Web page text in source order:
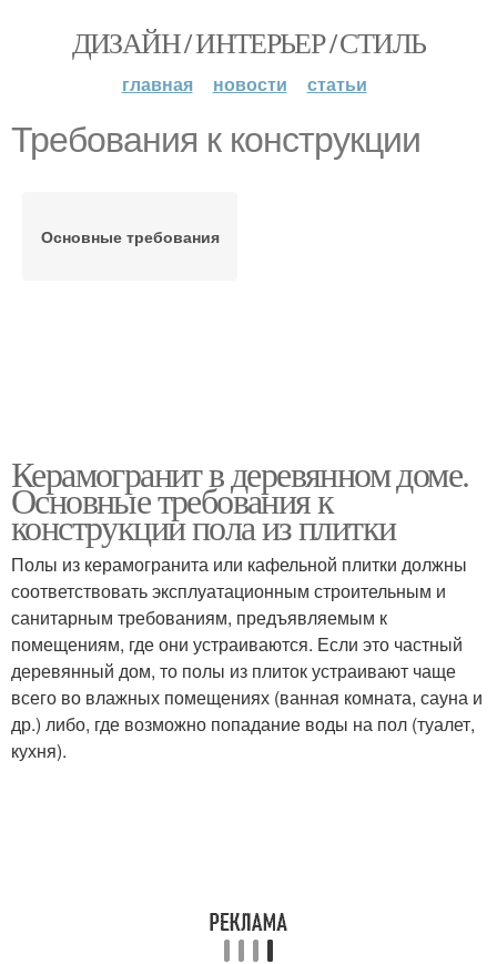
ДИЗАЙН / ИНТЕРЬЕР / СТИЛЬ
главная новости статьи
Требования к конструкции
Основные требования
Керамогранит в деревянном доме.
Основные требования к
конструкции пола из плитки
Полы из керамогранита или кафельной плитки должны
соответствовать эксплуатационным строительным и
санитарным требованиям, предъявляемым к
помещениям, где они устраиваются. Если это частный
деревянный дом, то полы из плиток устраивают чаще
всего во влажных помещениях (ванная комната, сауна и
др.) либо, где возможно попадание воды на пол (туалет,
кухня).